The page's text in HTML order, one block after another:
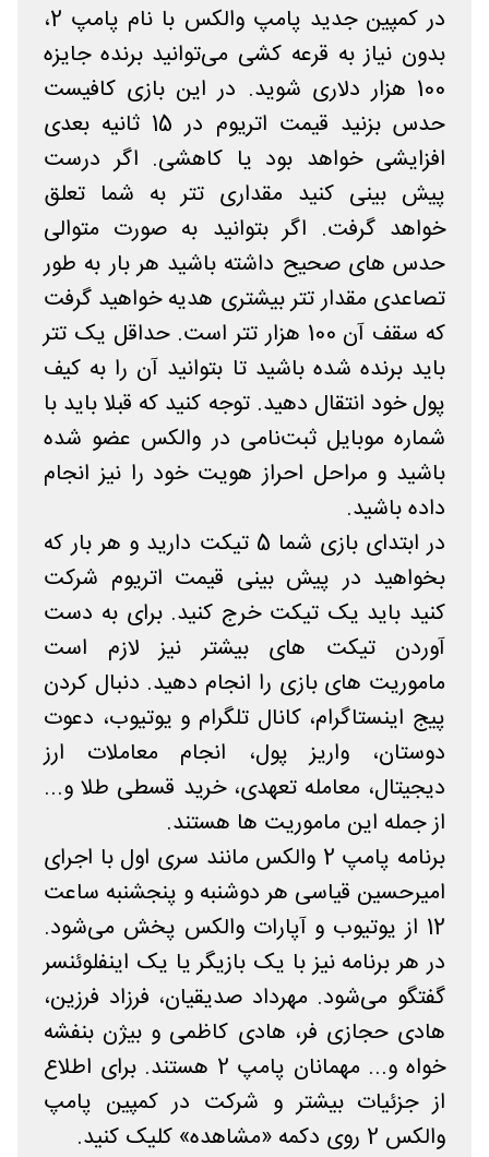
در کمپین جدید پامپ والکس با نام پامپ 2،
بدون نیاز به قرعه کشی می‌توانید برنده جایزه
100 هزار دلاری شوید. در این بازی کافیست
حدس بزنید قیمت اتریوم در 15 ثانیه بعدی
افزایشی خواهد بود یا کاهشی. اگر درست
پیش بینی کنید مقداری تتر به شما تعلق
خواهد گرفت. اگر بتوانید به صورت متوالی
حدس های صحیح داشته باشید هر بار به طور
تصاعدی مقدار تتر بیشتری هدیه خواهید گرفت
که سقف آن 100 هزار تتر است. حداقل یک تتر
باید برنده شده باشید تا بتوانید آن را به کیف
پول خود انتقال دهید. توجه کنید که قبلا باید با
شماره موبایل ثبت‌نامی در والکس عضو شده
باشید و مراحل احراز هویت خود را نیز انجام
داده باشید.
در ابتدای بازی شما 5 تیکت دارید و هر بار که
بخواهید در پیش بینی قیمت اتریوم شرکت
کنید باید یک تیکت خرج کنید. برای به دست
آوردن تیکت های بیشتر نیز لازم است
ماموریت های بازی را انجام دهید. دنبال کردن
پیج اینستاگرام، کانال تلگرام و یوتیوب، دعوت
دوستان، واریز پول، انجام معاملات ارز
دیجیتال، معامله تعهدی، خرید قسطی طلا و...
از جمله این ماموریت ها هستند.
برنامه پامپ 2 والکس مانند سری اول با اجرای
امیرحسین قیاسی هر دوشنبه و پنجشنبه ساعت
12 از یوتیوب و آپارات والکس پخش می‌شود.
در هر برنامه نیز با یک بازیگر یا یک اینفلوئنسر
گفتگو می‌شود. مهرداد صدیقیان، فرزاد فرزین،
هادی حجازی فر، هادی کاظمی و بیژن بنفشه
خواه و... مهمانان پامپ 2 هستند. برای اطلاع
از جزئیات بیشتر و شرکت در کمپین پامپ
والکس 2 روی دکمه «مشاهده» کلیک کنید.